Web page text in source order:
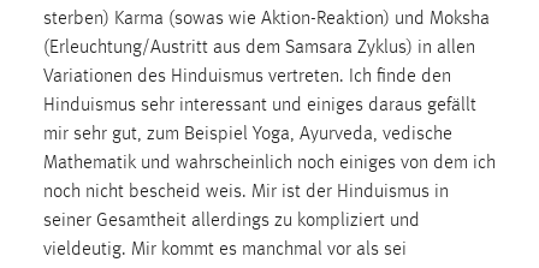
sterben) Karma (sowas wie Aktion-Reaktion) und Moksha
(Erleuchtung/Austritt aus dem Samsara Zyklus) in allen
Variationen des Hinduismus vertreten. Ich finde den
Hinduismus sehr interessant und einiges daraus gefällt
mir sehr gut, zum Beispiel Yoga, Ayurveda, vedische
Mathematik und wahrscheinlich noch einiges von dem ich
noch nicht bescheid weis. Mir ist der Hinduismus in
seiner Gesamtheit allerdings zu kompliziert und
vieldeutig. Mir kommt es manchmal vor als sei